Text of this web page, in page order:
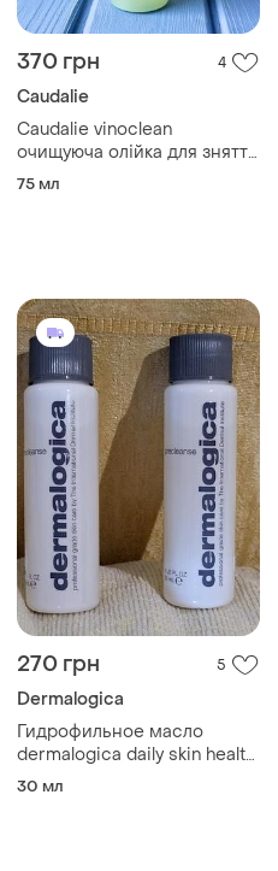
370 грн 4
Caudalie
Caudalie vinoclean
очищуюча олійка для зняття
макіяжу 75мл
75 мл
270 грн 5
Dermalogica
Гидрофильное масло
dermalogica daily skin health
precleanse (мини)
30 мл